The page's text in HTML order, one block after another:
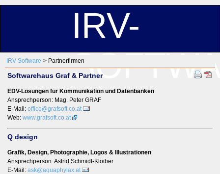
IRV-
IRV-Software Partnerfirmen
Softwarehaus Graf & Partner
EDV-Lösungen für Kommunikation und Datenbanken
Ansprechperson: Mag. Peter GRAF
E-Mail: office@grafsoft.co.at
Web: www.grafsoft.co.at
Q design
Grafik, Design, Photographie, Logos & Illustrationen
Ansprechperson: Astrid Schmidt-Kloiber
E-Mail: ask@aquaphylax.at